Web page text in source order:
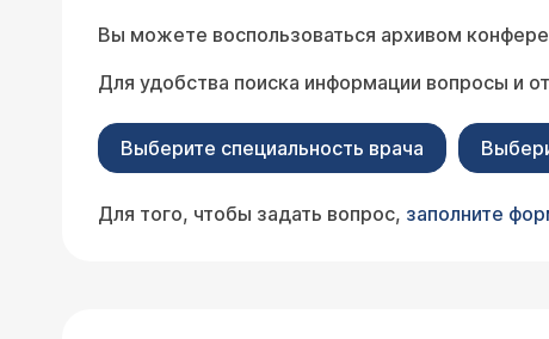
Вы можете воспользоваться архивом
Для удобства поиска информации вопросы и
Выберите специальность врача
Для того, чтобы задать вопрос, заполните